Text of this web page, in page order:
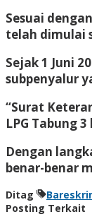
Sesuai
telah dimulai
Sejak 1 Juni
subpenyalur
“Surat
LPG Tabung
Dengan
benar-benar
Ditag
Posting Terkait